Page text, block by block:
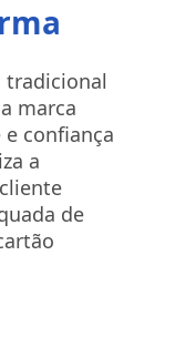
tradicional
marca
confiança
a
de